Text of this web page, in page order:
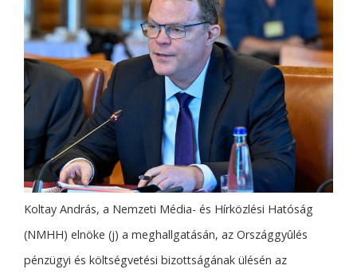
Koltay András, a Nemzeti Média- és Hírközlési Hatóság
(NMHH) elnöke (j) a meghallgatásán, az Országgyûlés
pénzügyi és költségvetési bizottságának ülésén az